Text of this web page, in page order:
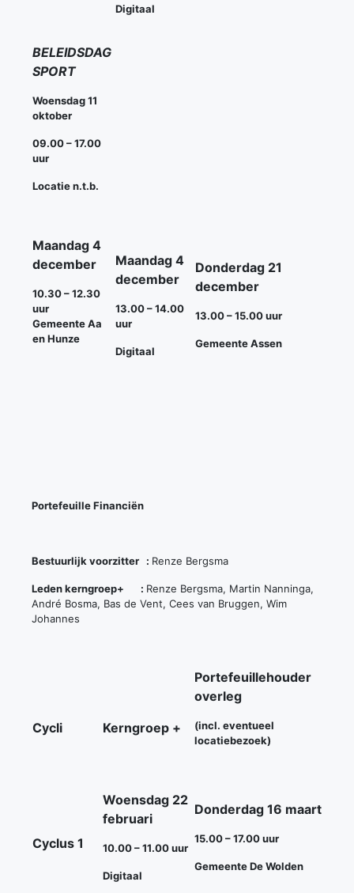
Digitaal
BELEIDSDAG
SPORT
Woensdag 11
oktober
09.00 – 17.00
uur
Locatie n.t.b.
Maandag 4
december
10.30 – 12.30
uur
Gemeente Aa
en Hunze
Maandag 4
december
13.00 – 14.00
uur
Digitaal
Donderdag 21
december
13.00 – 15.00 uur
Gemeente Assen
Portefeuille Financiën
Bestuurlijk voorzitter : Renze Bergsma
Leden kerngroep+ : Renze Bergsma, Martin Nanninga,
André Bosma, Bas de Vent, Cees van Bruggen, Wim
Johannes
Cycli Kerngroep +
Portefeuillehouder
overleg
(incl. eventueel
locatiebezoek)
Cyclus 1
Woensdag 22
februari
10.00 – 11.00 uur
Digitaal
Donderdag 16 maart
15.00 – 17.00 uur
Gemeente De Wolden